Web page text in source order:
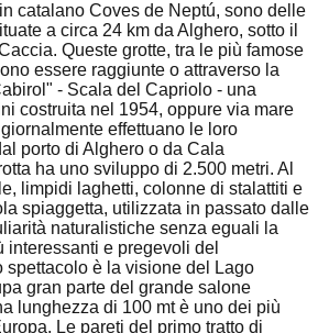
catalano Coves de Neptú, sono delle
a circa 24 km da Alghero, sotto il
Queste grotte, tra le più famose
essere raggiunte o attraverso la
- Scala del Capriolo - una
costruita nel 1954, oppure via mare
effettuano le loro
porto di Alghero o da Cala
ha uno sviluppo di 2.500 metri. Al
limpidi laghetti, colonne di stalattiti e
spiaggetta, utilizzata in passato dalle
naturalistiche senza eguali la
interessanti e pregevoli del
spettacolo è la visione del Lago
gran parte del grande salone
lunghezza di 100 mt è uno dei più
Le pareti del primo tratto di